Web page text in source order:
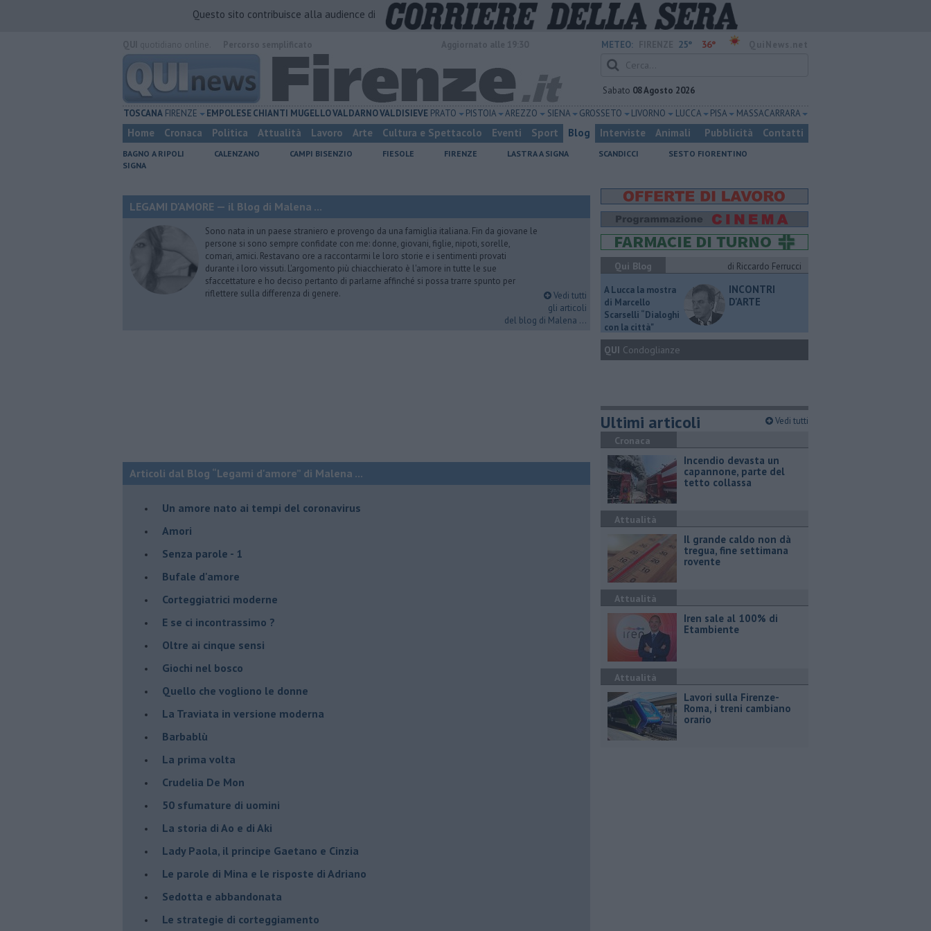
Questo sito contribuisce alla audience di
METEO: 25° 36°
Sabato 08 Agosto 2026
TOSCANA FIRENZE EMPOLESECHIANTI MUGELLOVALDARNOVALDISIEVE PRATO PISTOIA AREZZO SIENA GROSSETO LIVORNO LUCCA PISA MASSA CARRARA
Home Cronaca Politica Attualità Lavoro Arte Cultura e Spettacolo Eventi Sport Blog Interviste Animali Pubblicità Contatti
BAGNO A RIPOLI CALENZANO CAMPI BISENZIO FIESOLE FIRENZE LASTRA A SIGNA SCANDICCI
SESTO FIORENTINO
SIGNA
LEGAMI D'AMORE — il Blog di Malena ...
Sono nata in un paese straniero e provengo da una famiglia italiana. Fin da giovane le
persone si sono sempre confidate con me: donne, giovani, figlie, nipoti, sorelle,
comari, amici. Restavano ore a raccontarmi le loro storie e i sentimenti provati
durante i loro vissuti. L'argomento più chiacchierato è l'amore in tutte le sue
sfaccettature e ho deciso pertanto di parlarne affinché si possa trarre spunto per
riflettere sulla differenza di genere.
Vedi tutti
gli articoli
del blog di Malena ...
Articoli dal Blog “Legami d'amore” di Malena ...
Un amore nato ai tempi del coronavirus
Amori
Senza parole - 1
Bufale d'amore
Corteggiatrici moderne
E se ci incontrassimo ?
Oltre ai cinque sensi
Giochi nel bosco
Quello che vogliono le donne
La Traviata in versione moderna
Barbablù
La prima volta
Crudelia De Mon
50 sfumature di uomini
La storia di Ao e di Aki
Lady Paola, il principe Gaetano e Cinzia
Le parole di Mina e le risposte di Adriano
Sedotta e abbandonata
Le strategie di corteggiamento
Qui Blog
di Riccardo Ferrucci
A Lucca la mostra
di Marcello
Scarselli “Dialoghi
con la città"
INCONTRI
D'ARTE
QUI Condoglianze
Ultimi articoli Vedi tutti
Cronaca
Incendio devasta un
capannone, parte del
tetto collassa
Attualità
Il grande caldo non dà
tregua, fine settimana
rovente
Attualità
Iren sale al 100% di
Etambiente
Attualità
Lavori sulla Firenze-
Roma, i treni cambiano
orario